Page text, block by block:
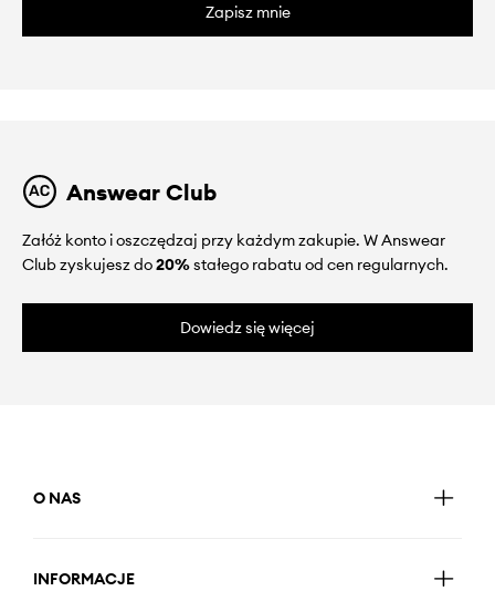
Zapisz mnie
Answear Club
Załóż konto i oszczędzaj przy każdym zakupie. W Answear
Club zyskujesz do20%stałego rabatu od cen regularnych.
Dowiedz się więcej
O NAS
INFORMACJE